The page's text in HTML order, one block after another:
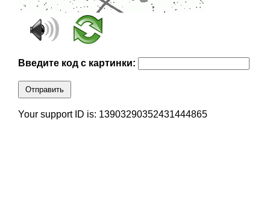
Введите код с картинки:
Отправить
Your support ID is: 13903290352431444865